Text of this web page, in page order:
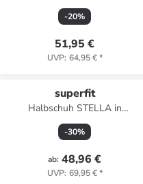
-20%
51,95 €
UVP: 64,95 €*
superfit
Halbschuh STELLA in
Hellblau/Hellgrün
-30%
ab: 48,96 €
UVP: 69,95 €*